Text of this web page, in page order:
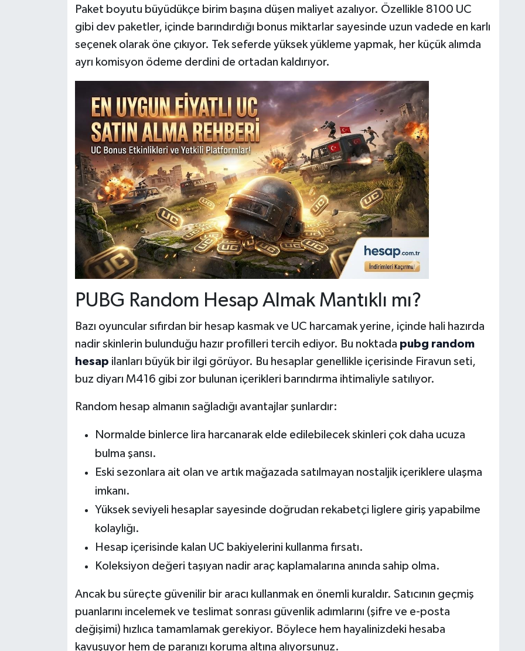
Paket boyutu büyüdükçe birim başına düşen maliyet azalıyor. Özellikle 8100 UC
gibi dev paketler, içinde barındırdığı bonus miktarlar sayesinde uzun vadede en karlı
seçenek olarak öne çıkıyor. Tek seferde yüksek yükleme yapmak, her küçük alımda
ayrı komisyon ödeme derdini de ortadan kaldırıyor.
PUBG Random Hesap Almak Mantıklı mı?
Bazı oyuncular sıfırdan bir hesap kasmak ve UC harcamak yerine, içinde hali hazırda
nadir skinlerin bulunduğu hazır profilleri tercih ediyor. Bu noktada pubg random
hesap ilanları büyük bir ilgi görüyor. Bu hesaplar genellikle içerisinde Firavun seti,
buz diyarı M416 gibi zor bulunan içerikleri barındırma ihtimaliyle satılıyor.
Random hesap almanın sağladığı avantajlar şunlardır:
Normalde binlerce lira harcanarak elde edilebilecek skinleri çok daha ucuza
bulma şansı.
Eski sezonlara ait olan ve artık mağazada satılmayan nostaljik içeriklere ulaşma
imkanı.
Yüksek seviyeli hesaplar sayesinde doğrudan rekabetçi liglere giriş yapabilme
kolaylığı.
Hesap içerisinde kalan UC bakiyelerini kullanma fırsatı.
Koleksiyon değeri taşıyan nadir araç kaplamalarına anında sahip olma.
Ancak bu süreçte güvenilir bir aracı kullanmak en önemli kuraldır. Satıcının geçmiş
puanlarını incelemek ve teslimat sonrası güvenlik adımlarını (şifre ve e-posta
değişimi) hızlıca tamamlamak gerekiyor. Böylece hem hayalinizdeki hesaba
kavuşuyor hem de paranızı koruma altına alıyorsunuz.